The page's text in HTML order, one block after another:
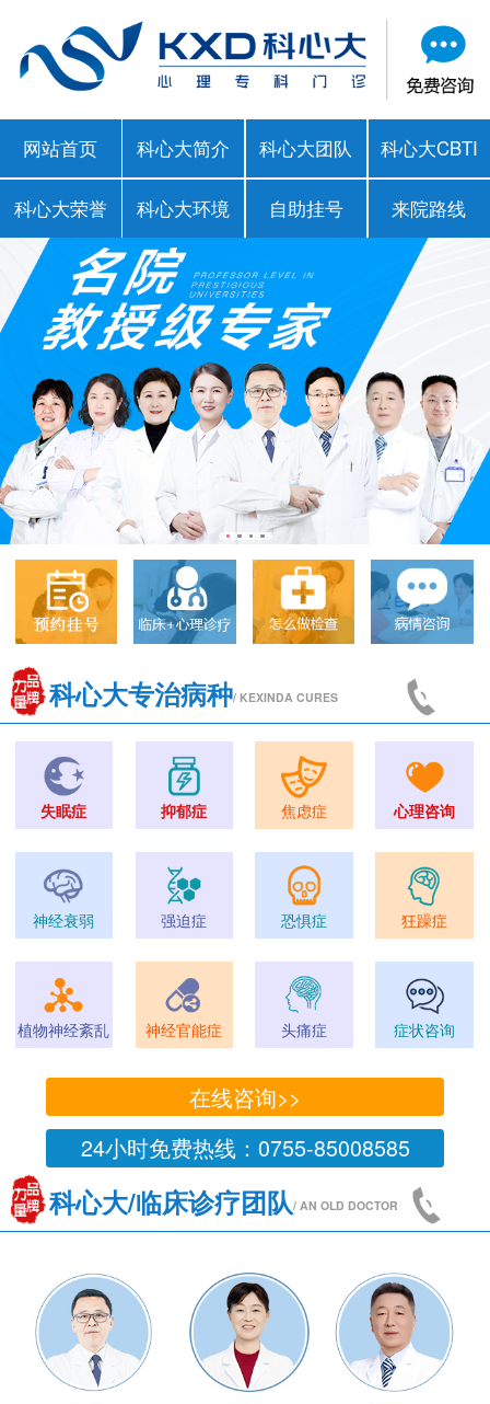
网站首页 科心大简介 科心大团队 科心大CBTI
科心大荣誉 科心大环境 自助挂号 来院路线
科心大专治病种/ KEXINDA CURES
失眠症 抑郁症 焦虑症 心理咨询
神经衰弱 强迫症 恐惧症 狂躁症
植物神经紊乱 神经官能症 头痛症 症状咨询
在线咨询>>
24小时免费热线：0755-85008585
科心大/临床诊疗团队/ AN OLD DOCTOR